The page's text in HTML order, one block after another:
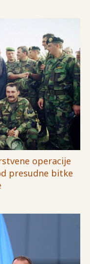
operacije
presudne bitke